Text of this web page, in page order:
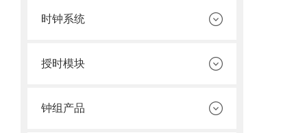
时钟系统
授时模块
钟组产品